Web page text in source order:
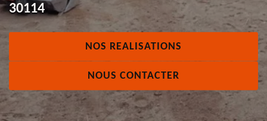
30114
NOS REALISATIONS
NOUS CONTACTER